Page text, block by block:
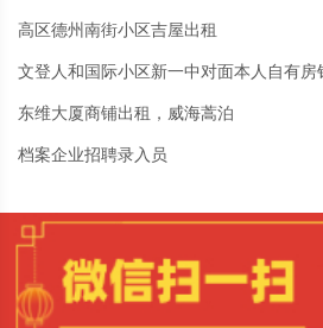
高区德州南街小区吉屋出租
文登人和国际小区新一中对面本人自有房
东维大厦商铺出租，威海蒿泊
档案企业招聘录入员